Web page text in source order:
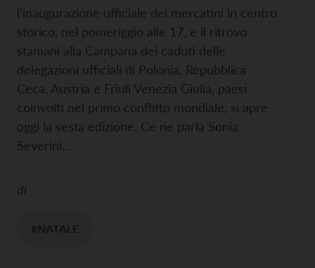
l’inaugurazione ufficiale del mercatini in centro
storico, nel pomeriggio alle 17, e il ritrovo
stamani alla Campana dei caduti delle
delegazioni ufficiali di Polonia, Repubblica
Ceca, Austria e Friuli Venezia Giulia, paesi
coinvolti nel primo conflitto mondiale, si apre
oggi la sesta edizione. Ce ne parla Sonia
Severini…
di
#NATALE